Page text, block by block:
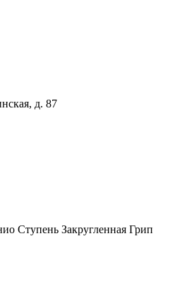
д. 87
Ступень Закругленная Грип